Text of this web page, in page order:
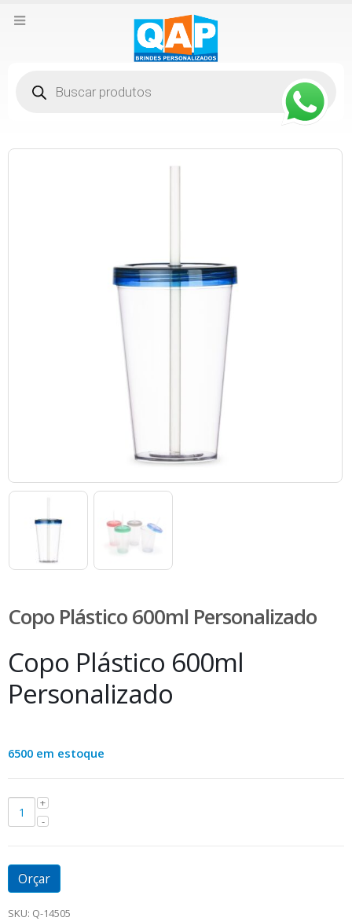
produtos
Copo Plástico 600ml Personalizado
Copo Plástico 600ml
Personalizado
6500 em estoque
Orçar
SKU: Q-14505